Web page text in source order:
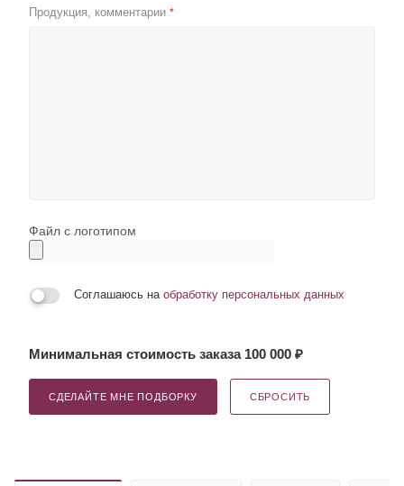
Продукция, комментарии *
Файл с логотипом
Соглашаюсь на обработку персональных данных
Минимальная стоимость заказа 100 000 ₽
СДЕЛАЙТЕ МНЕ ПОДБОРКУ СБРОСИТЬ